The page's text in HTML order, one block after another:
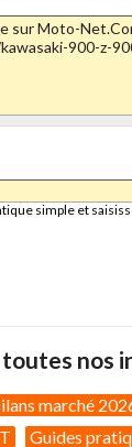
simple et
toutes nos
marché
Guides